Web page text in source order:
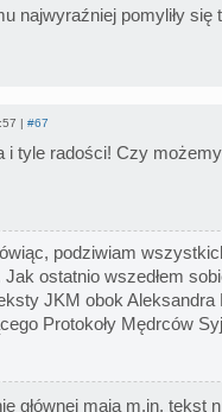
najwyraźniej pomyliły
| #67
i tyle radości! Czy
podziwiam
Jak ostatnio wszedłem
JKM obok Aleksandra
Protokoły Mędrców
głównej mają m.in. tekst